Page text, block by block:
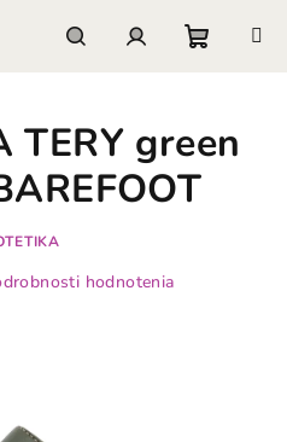
košík
TERY green
hodnotenia